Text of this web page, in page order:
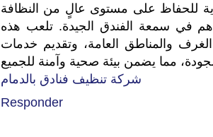
للحفاظ على مستوى عالٍ من النظافة
في سمعة الفندق الجيدة. تلعب هذه
والمناطق العامة، وتقديم خدمات
شركة تنظيف فنادق بالدمام
Responder